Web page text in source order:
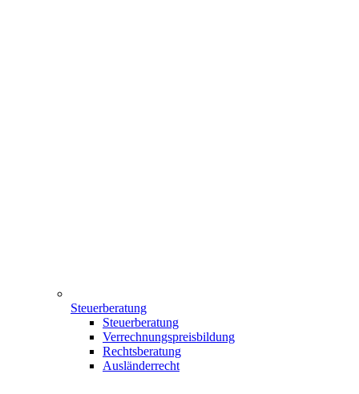
Steuerberatung
Steuerberatung
Verrechnungspreisbildung
Rechtsberatung
Ausländerrecht